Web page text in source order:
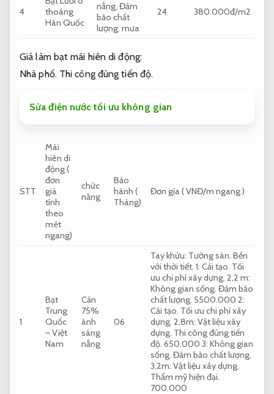
4
thoáng
Hàn Quốc
nắng,Đảm
bảo chất
lượng. mưa
24 380.000đ/m2
Giá làm bạt mái hiên di động:
Nhà phố. Thi công đúng tiến độ.
Sửa điện nước tối ưu không gian
STT
Mái
hiên di
động (
đơn
giá
tính
theo
mét
ngang)
chức
năng
Bảo
hành (
Tháng)
Đơn gía ( VNĐ/m ngang )
1
Bạt
Trung
Quốc
– Việt
Nam
Cản
75%
ánh
sáng
nắng
06
Tay khửu: Tường sàn. Bền
với thời tiết. 1:Cải tạo. Tối
ưu chi phí xây dựng. 2,2 m:
Không gian sống. Đảm bảo
chất lượng. 5500.000 2:
Cải tạo. Tối ưu chi phí xây
dựng. 2,8m:Vật liệu xây
dựng. Thi công đúng tiến
độ. 650.000 3:Không gian
sống. Đảm bảo chất lượng.
3,2m:Vật liệu xây dựng.
Thẩm mỹ hiện đại.
700.000